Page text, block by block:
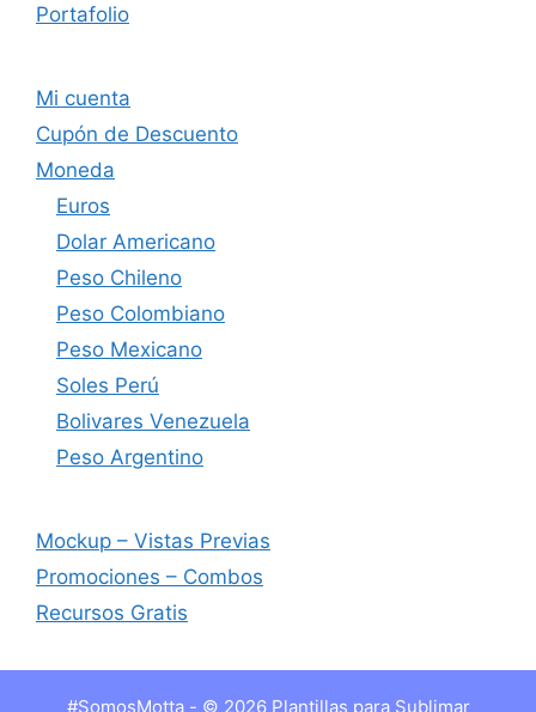
Portafolio
Mi cuenta
Cupón de Descuento
Moneda
Euros
Dolar Americano
Peso Chileno
Peso Colombiano
Peso Mexicano
Soles Perú
Bolivares Venezuela
Peso Argentino
Mockup – Vistas Previas
Promociones – Combos
Recursos Gratis
#SomosMotta - © 2026 Plantillas para Sublimar